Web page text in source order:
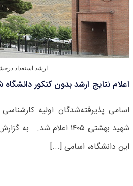
ارشد استعداد
اعلام نتایج ارشد بدون کنکور دانشگاه
اسامی پذیرفته‌‌شدگان اولیه
شهید بهشتی ۱۴۰۵ اعلام
این دانشگاه، اسامی [...]